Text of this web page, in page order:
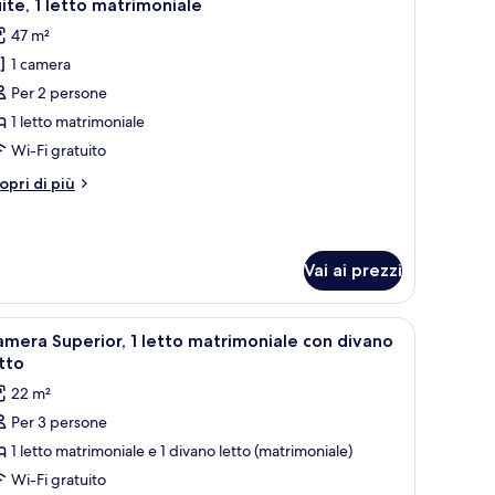
1 letto matrimoniale
47 m²
1 camera
Per 2 persone
1 letto matrimoniale
Wi-Fi gratuito
di più
Vai ai prezzi
scrivania con una lampada, una sedia e una finestra con tende.
Una camera d'albergo con un letto, una
5
Superior, 1 letto matrimoniale con divano
22 m²
Per 3 persone
1 letto matrimoniale e 1 divano letto (matrimoniale)
Wi-Fi gratuito